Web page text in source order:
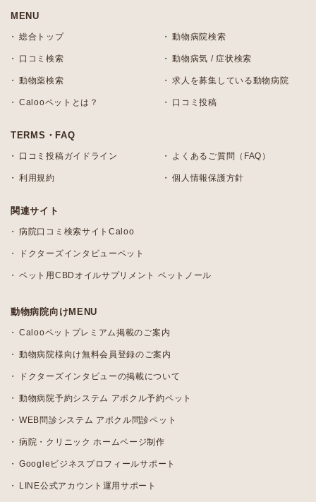
MENU
総合トップ 動物病院検索
口コミ検索 動物病気 / 症状検索
動物薬検索 求人を募集している動物病院
Calooペットとは？ 口コミ投稿
TERMS・FAQ
口コミ投稿ガイドライン よくあるご質問（FAQ）
利用規約 個人情報保護方針
関連サイト
病院口コミ検索サイトCaloo
ドクターズインタビューペット
ペット用CBDオイルサプリメント ペットノール
動物病院向けMENU
Calooペットプレミアム掲載のご案内
動物病院様向け無料会員登録のご案内
ドクターズインタビューの掲載について
動物病院予約システム アポクル予約ペット
WEB問診システム アポクル問診ペット
病院・クリニック ホームページ制作
Googleビジネスプロフィールサポート
LINE公式アカウント運用サポート